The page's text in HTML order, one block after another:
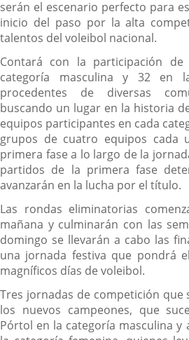
serán el escenario perfecto para
inicio del paso por la alta
talentos del voleibol nacional.
Contará con la participación
categoría masculina y 32 en
procedentes de diversas
buscando un lugar en la historia
equipos participantes en cada
grupos de cuatro equipos cada
primera fase a lo largo de la
partidos de la primera fase
avanzarán en la lucha por el título.
Las rondas eliminatorias
mañana y culminarán con las
domingo se llevarán a cabo las
una jornada festiva que pondrá
magníficos días de voleibol.
Tres jornadas de competición
los nuevos campeones, que
Pórtol en la categoría masculina y